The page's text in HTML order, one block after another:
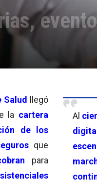
Al
Salud llegó
la cartera
de los
que
para